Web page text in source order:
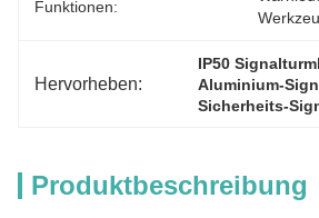
Funktionen:
Hervorheben:
IP50
Aluminium-
Sicherheits-
Produktbeschreibung